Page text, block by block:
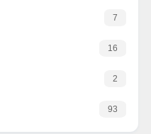
7
16
2
93